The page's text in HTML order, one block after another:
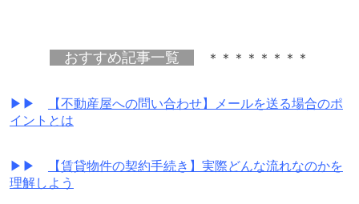
おすすめ記事一覧 ＊＊＊＊＊＊＊＊
▶▶
【不動産屋への問い合わせ】メールを送る場合のポ
イントとは
▶▶
【賃貸物件の契約手続き】実際どんな流れなのかを
理解しよう